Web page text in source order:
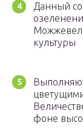
Данный
культуры
фоне